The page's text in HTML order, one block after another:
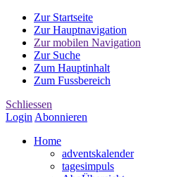
Zur Startseite
Zur Hauptnavigation
Zur mobilen Navigation
Zur Suche
Zum Hauptinhalt
Zum Fussbereich
Schliessen
Login Abonnieren
Home
adventskalender
tagesimpuls